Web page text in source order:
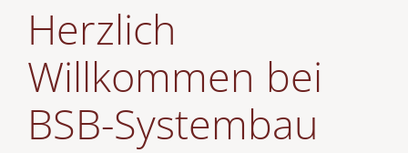
Herzlich
Willkommen bei
BSB-Systembau